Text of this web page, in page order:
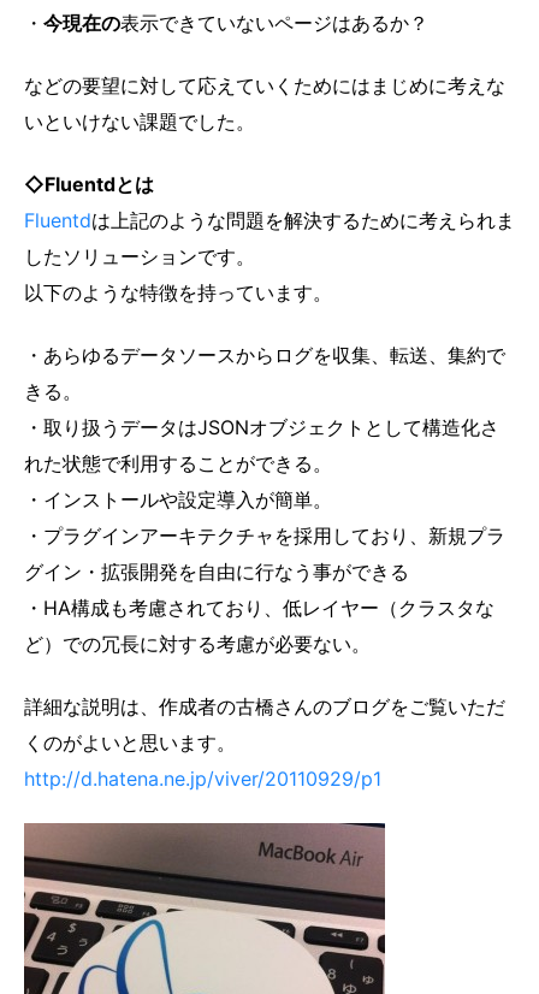
・ 今現在の表示できていないページはあるか？
などの要望に対して応えていくためにはまじめに考えな
いといけない課題でした。
◇Fluentdとは
Fluentdは上記のような問題を解決するために考えられま
したソリューションです。
以下のような特徴を持っています。
・あらゆるデータソースからログを収集、転送、集約で
きる。
・取り扱うデータはJSONオブジェクトとして構造化さ
れた状態で利用することができる。
・インストールや設定導入が簡単。
・プラグインアーキテクチャを採用しており、新規プラ
グイン・拡張開発を自由に行なう事ができる
・HA構成も考慮されており、低レイヤー（クラスタな
ど）での冗長に対する考慮が必要ない。
詳細な説明は、作成者の古橋さんのブログをご覧いただ
くのがよいと思います。
http://d.hatena.ne.jp/viver/20110929/p1